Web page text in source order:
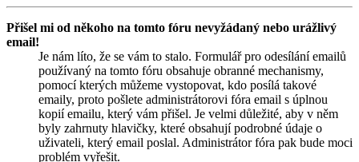
Přišel mi od někoho na tomto fóru nevyžádaný nebo urážlivý
email!
Je nám líto, že se vám to stalo. Formulář pro odesílání emailů
používaný na tomto fóru obsahuje obranné mechanismy,
pomocí kterých můžeme vystopovat, kdo posílá takové
emaily, proto pošlete administrátorovi fóra email s úplnou
kopií emailu, který vám přišel. Je velmi důležité, aby v něm
byly zahrnuty hlavičky, které obsahují podrobné údaje o
uživateli, který email poslal. Administrátor fóra pak bude moci
problém vyřešit.